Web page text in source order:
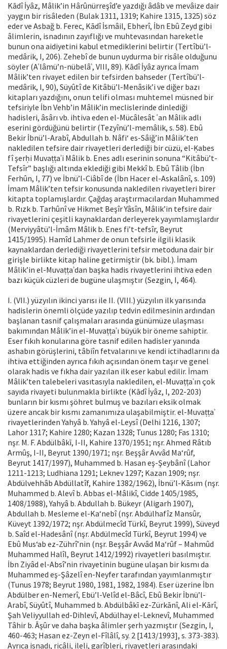
Kādî İyâz, Mâlik’in Hârûnürreşîd’e yazdığı âdâb ve mevâize dair
yaygın bir risâleden (Bulak 1311, 1319; Kahire 1315, 1325) söz
eder ve Asbağ b. Ferec, Kādî İsmâil, Ebherî, İbn Ebû Zeyd gibi
âlimlerin, isnadının zayıflığı ve muhtevasından hareketle
bunun ona aidiyetini kabul etmediklerini belirtir (Tertîbü’l-
medârik, I, 206). Zehebî de bunun uydurma bir risâle olduğunu
söyler (Aʿlâmü’n-nübelâʾ, VIII, 89). Kādî İyâz ayrıca İmam
Mâlik’ten rivayet edilen bir tefsirden bahseder (Tertîbü’l-
medârik, I, 90), Süyûtî de Kitâbü’l-Menâsik’i ve diğer bazı
kitapları yazdığını, onun telifi olması muhtemel müsned bir
tefsiriyle İbn Vehb’in Mâlik’in meclislerinde dinlediği
hadisleri, âsârı vb. ihtiva eden el-Mücâlesât ʿan Mâlik adlı
eserini gördüğünü belirtir (Tezyînü’l-memâlik, s. 58). Ebû
Bekir İbnü’l-Arabî, Abdullah b. Nâfi‘ es-Sâiğ’in Mâlik’ten
nakledilen tefsire dair rivayetleri derlediği bir cüzü, el-Ḳabes
fî şerḥi Muvaṭṭaʾi Mâlik b. Enes adlı eserinin sonuna “Kitâbü’t-
Tefsîr” başlığı altında eklediği gibi Mekkî b. Ebû Tâlib (İbn
Ferhûn, I, 77) ve İbnü’l-Ciâbî de (İbn Hacer el-Askalânî, s. 109)
İmam Mâlik’ten tefsir konusunda nakledilen rivayetleri birer
kitapta toplamışlardır. Çağdaş araştırmacılardan Muhammed
b. Rızk b. Tarhûnî ve Hikmet Beşîr Yâsîn, Mâlik’in tefsire dair
rivayetlerini çeşitli kaynaklardan derleyerek yayımlamışlardır
(Merviyyâtü’l-İmâm Mâlik b. Enes fi’t-tefsîr, Beyrut
1415/1995). Hamîd Lahmer de onun tefsirle ilgili klasik
kaynaklardan derlediği rivayetlerini tefsir metoduna dair bir
girişle birlikte kitap haline getirmiştir (bk. bibl.). İmam
Mâlik’in el-Muvaṭṭaʾdan başka hadis rivayetlerini ihtiva eden
bazı küçük cüzleri de bugüne ulaşmıştır (Sezgin, I, 464).
I. (VII.) yüzyılın ikinci yarısı ile II. (VIII.) yüzyılın ilk yarısında
hadislerin önemli ölçüde yazılıp tedvin edilmesinin ardından
başlanan tasnif çalışmaları arasında günümüze ulaşması
bakımından Mâlik’in el-Muvaṭṭaʾı büyük bir öneme sahiptir.
Eser fıkıh konularına göre tasnif edilen hadisler yanında
ashabın görüşlerini, tâbiîn fetvalarını ve kendi ictihadlarını da
ihtiva ettiğinden ayrıca fıkıh açısından önem taşır ve genel
olarak hadis ve fıkha dair yazılan ilk eser kabul edilir. İmam
Mâlik’ten talebeleri vasıtasıyla nakledilen, el-Muvaṭṭaʾın çok
sayıda rivayeti bulunmakla birlikte (Kādî İyâz, I, 202-203)
bunların bir kısmı şöhret bulmuş ve bazıları eksik olmak
üzere ancak bir kısmı zamanımıza ulaşabilmiştir. el-Muvaṭṭaʾ
rivayetlerinden Yahyâ b. Yahyâ el-Leysî (Delhi 1216, 1307;
Lahor 1317; Kahire 1280; Kazan 1328; Tunus 1280; Fas 1310;
nşr. M. F. Abdülbâkī, I-II, Kahire 1370/1951; nşr. Ahmed Râtıb
Armûş, I-II, Beyrut 1390/1971; nşr. Beşşâr Avvâd Ma‘rûf,
Beyrut 1417/1997), Muhammed b. Hasan eş-Şeybânî (Lahor
1211-1213; Ludhiana 1291; Leknev 1297; Kazan 1909; nşr.
Abdülvehhâb Abdüllatîf, Kahire 1382/1962), İbnü’l-Kāsım (nşr.
Muhammed b. Alevî b. Abbas el-Mâlikî, Cidde 1405/1985,
1408/1988), Yahyâ b. Abdullah b. Bükeyr (Aligarh 1907),
Abdullah b. Mesleme el-Ka‘nebî (nşr. Abdülhafîz Mansûr,
Küveyt 1392/1972; nşr. Abdülmecîd Türkî, Beyrut 1999), Süveyd
b. Saîd el-Hadesânî (nşr. Abdülmecîd Türkî, Beyrut 1994) ve
Ebû Mus‘ab ez-Zührî’nin (nşr. Beşşâr Avvâd Ma‘rûf – Mahmûd
Muhammed Halîl, Beyrut 1412/1992) rivayetleri basılmıştır.
İbn Ziyâd el-Absî’nin rivayetinin bugüne ulaşan bir kısmı da
Muhammed eş-Şâzelî en-Neyfer tarafından yayımlanmıştır
(Tunus 1978; Beyrut 1980, 1981, 1982, 1984). Eser üzerine İbn
Abdülber en-Nemerî, Ebü’l-Velîd el-Bâcî, Ebû Bekir İbnü’l-
Arabî, Süyûtî, Muhammed b. Abdülbâkī ez-Zürkānî, Ali el-Kārî,
Şah Veliyyullah ed-Dihlevî, Abdülhay el-Leknevî, Muhammed
Tâhir b. Âşûr ve daha başka âlimler şerh yazmıştır (Sezgin, I,
460-463; Hasan ez-Zeyn el-Fîlâlî, sy. 2 [1413/1993], s. 373-383).
Ayrıca isnadı, ricâli, ileli, garîbleri, rivayetleri arasındaki